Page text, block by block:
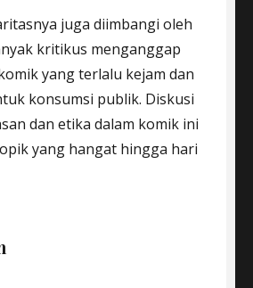
juga diimbangi oleh
kritikus menganggap
yang terlalu kejam dan
konsumsi publik. Diskusi
dan etika dalam komik ini
yang hangat hingga hari